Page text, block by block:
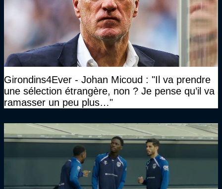
Girondins4Ever - Johan Micoud : "Il va prendre
une sélection étrangère, non ? Je pense qu’il va
ramasser un peu plus…"